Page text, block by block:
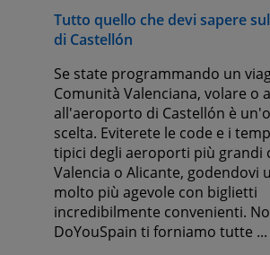
Tutto quello che devi sapere
di Castellón
Se state programmando un
Comunità Valenciana, volare o
all'aeroporto di Castellón è
scelta. Eviterete le code e i
tipici degli aeroporti più grandi
Valencia o Alicante, godendovi
molto più agevole con biglietti
incredibilmente convenienti.
DoYouSpain ti forniamo tutte ...